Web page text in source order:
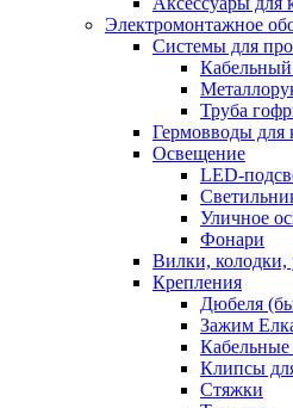
Электромонтажное
Системы для
Кабельный
Труба
Гермовводы для
Освещение
LED-
Уличное
Фонари
Вилки, колодки,
Крепления
Дюбеля
Зажим
Кабельные
Клипсы
Стяжки